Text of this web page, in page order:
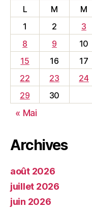
L
M M
1
2 3
8
9 10
15
16 17
22
23 24
29
30
« Mai
Archives
août 2026
juillet 2026
juin 2026